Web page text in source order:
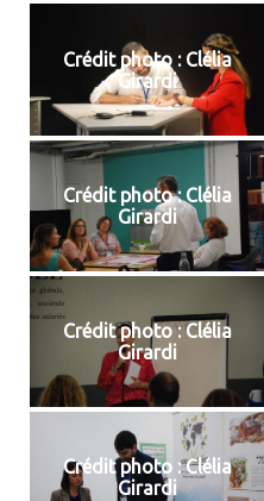
Crédit photo : Clélia
Girardi
Crédit photo : Clélia
Girardi
Crédit photo : Clélia
Girardi
Crédit photo : Clélia
Girardi